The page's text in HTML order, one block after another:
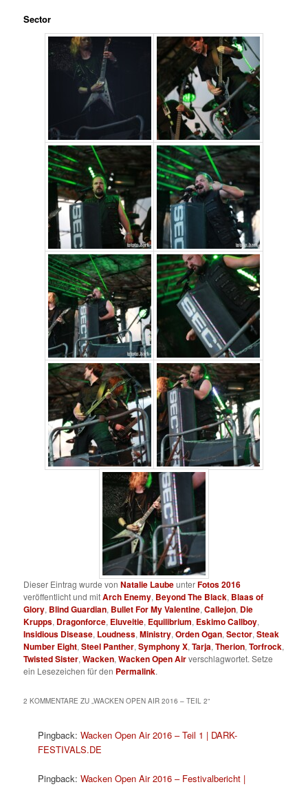
Sector
Dieser Eintrag wurde vonNatalie LaubeunterFotos 2016
veröffentlicht und mitArch Enemy, Beyond The Black, Blaas of
Glory, Blind Guardian, Bullet For My Valentine,Callejon, Die
Krupps, Dragonforce, Eluveitie, Equilibrium, Eskimo Callboy,
Insidious Disease, Loudness,Ministry,Orden Ogan,Sector,Steak
Number Eight,Steel Panther,Symphony X,Tarja,Therion,Torfrock,
Twisted Sister,Wacken,Wacken Open Airverschlagwortet. Setze
ein Lesezeichen für den Permalink.
2 KOMMENTARE ZU „WACKEN OPEN AIR 2016 – TEIL 2“
Pingback:Wacken Open Air 2016 – Teil 1 | DARK-
FESTIVALS.DE
Pingback:Wacken Open Air 2016 – Festivalbericht |